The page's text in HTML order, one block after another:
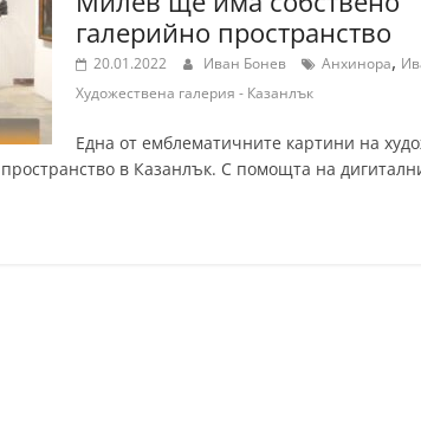
галерийно пространство
20.01.2022 Иван Бонев Анхинора,
Художествена галерия - Казанлък
Една от емблематичните картини на
в Казанлък. С помощта на